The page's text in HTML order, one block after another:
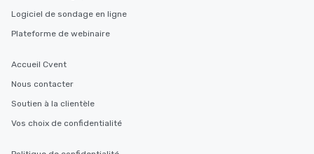
Logiciel de sondage en ligne
Plateforme de webinaire
Accueil Cvent
Nous contacter
Soutien à la clientèle
Vos choix de confidentialité